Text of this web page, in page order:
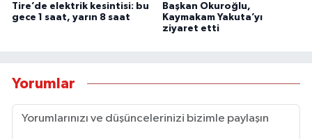
Tire’de elektrik kesintisi: bu
gece 1 saat, yarın 8 saat
Başkan Okuroğlu,
Kaymakam Yakuta’yı
ziyaret etti
Yorumlar